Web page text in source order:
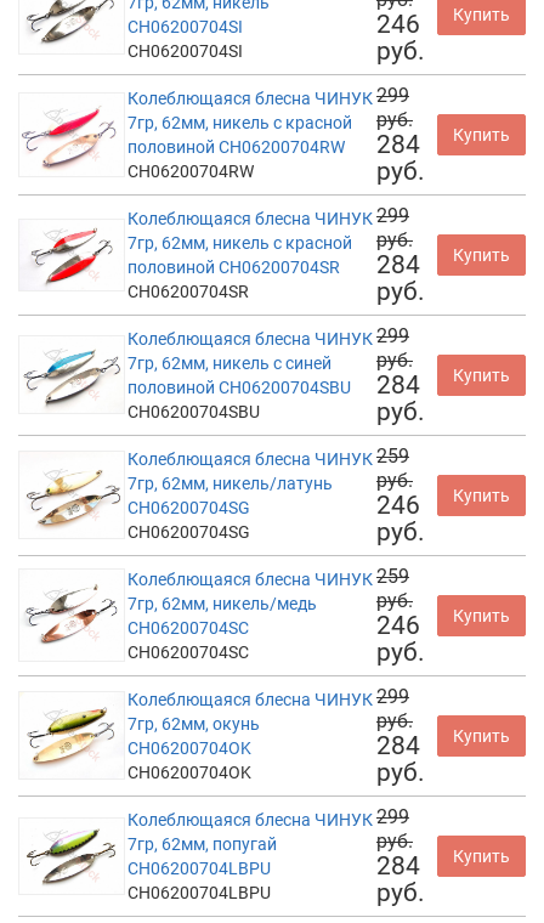
CH06200704SI
CH06200704SI
246
руб.
Купить
Колеблющаяся блесна ЧИНУК
7гр, 62мм, никель с красной
половиной CH06200704RW
CH06200704RW
299
руб.
284
руб.
Купить
Колеблющаяся блесна ЧИНУК
7гр, 62мм, никель с красной
половиной CH06200704SR
CH06200704SR
299
руб.
284
руб.
Купить
Колеблющаяся блесна ЧИНУК
7гр, 62мм, никель с синей
половиной CH06200704SBU
CH06200704SBU
299
руб.
284
руб.
Купить
Колеблющаяся блесна ЧИНУК
7гр, 62мм, никель/латунь
CH06200704SG
CH06200704SG
259
руб.
246
руб.
Купить
Колеблющаяся блесна ЧИНУК
7гр, 62мм, никель/медь
CH06200704SC
CH06200704SC
259
руб.
246
руб.
Купить
Колеблющаяся блесна ЧИНУК
7гр, 62мм, окунь
CH06200704OK
CH06200704OK
299
руб.
284
руб.
Купить
Колеблющаяся блесна ЧИНУК
7гр, 62мм, попугай
CH06200704LBPU
CH06200704LBPU
299
руб.
284
руб.
Купить